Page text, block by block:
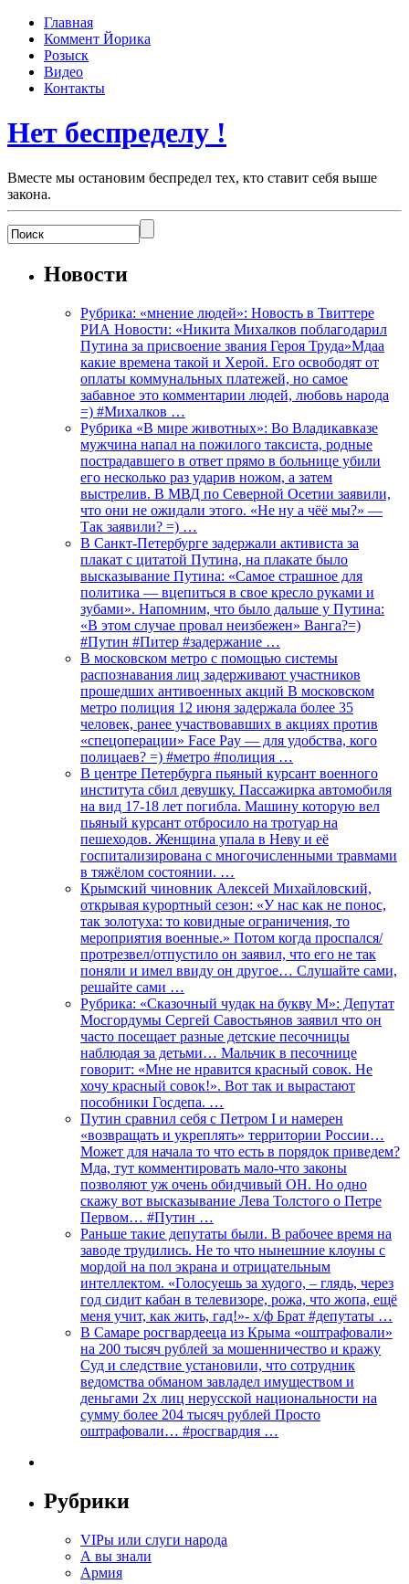
Главная
Коммент Йорика
Розыск
Видео
Контакты
Нет беспределу !
Вместе мы остановим беспредел тех, кто ставит себя выше
закона.
Новости
Рубрика: «мнение людей»: Новость в Твиттере
РИА Новости: «Никита Михалков поблагодарил
Путина за присвоение звания Героя Труда»Мдаа
какие времена такой и Херой. Его освободят от
оплаты коммунальных платежей, но самое
забавное это комментарии людей, любовь народа
=) #Михалков …
Рубрика «В мире животных»: Во Владикавказе
мужчина напал на пожилого таксиста, родные
пострадавшего в ответ прямо в больнице убили
его несколько раз ударив ножом, а затем
выстрелив. В МВД по Северной Осетии заявили,
что они не ожидали этого. «Не ну а чёё мы?» —
Так заявили? =) …
В Санкт-Петербурге задержали активиста за
плакат с цитатой Путина, на плакате было
высказывание Путина: «Самое страшное для
политика — вцепиться в свое кресло руками и
зубами». Напомним, что было дальше у Путина:
«В этом случае провал неизбежен» Ванга?=)
#Путин #Питер #задержание …
В московском метро с помощью системы
распознавания лиц задерживают участников
прошедших антивоенных акций В московском
метро полиция 12 июня задержала более 35
человек, ранее участвовавших в акциях против
«спецоперации» Face Pay — для удобства, кого
полицаев? =) #метро #полиция …
В центре Петербурга пьяный курсант военного
института сбил девушку. Пассажирка автомобиля
на вид 17-18 лет погибла. Машину которую вел
пьяный курсант отбросило на тротуар на
пешеходов. Женщина упала в Неву и её
госпитализирована с многочисленными травмами
в тяжёлом состоянии. …
Крымский чиновник Алексей Михайловский,
открывая курортный сезон: «У нас как не понос,
так золотуха: то ковидные ограничения, то
мероприятия военные.» Потом когда проспался/
протрезвел/отпустило он заявил, что его не так
поняли и имел ввиду он другое… Слушайте сами,
решайте сами …
Рубрика: «Сказочный чудак на букву М»: Депутат
Мосгордумы Сергей Савостьянов заявил что он
часто посещает разные детские песочницы
наблюдая за детьми… Мальчик в песочнице
говорит: «Мне не нравится красный совок. Не
хочу красный совок!». Вот так и вырастают
пособники Госдепа. …
Путин сравнил себя с Петром I и намерен
«возвращать и укреплять» территории России…
Может для начала то что есть в порядок приведем?
Мда, тут комментировать мало-что законы
позволяют уж очень обидчивый ОН. Но одно
скажу вот высказывание Лева Толстого о Петре
Первом… #Путин …
Раньше такие депутаты были. В рабочее время на
заводе трудились. Не то что нынешние клоуны с
мордой на пол экрана и отрицательным
интеллектом. «Голосуешь за худого, – глядь, через
год сидит кабан в телевизоре, рожа, что жопа, ещё
меня учит, как жить, гад!»- х/ф Брат #депутаты …
В Самаре росгвардееца из Крыма «оштрафовали»
на 200 тысяч рублей за мошенничество и кражу
Суд и следствие установили, что сотрудник
ведомства обманом завладел имуществом и
деньгами 2х лиц нерусской национальности на
сумму более 204 тысяч рублей Просто
оштрафовали… #росгвардия …
Рубрики
VIPы или слуги народа
А вы знали
Армия